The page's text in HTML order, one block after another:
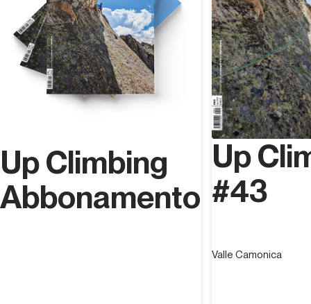
Up Climbing
Abbonamento
Up
#43
Valle Camonica